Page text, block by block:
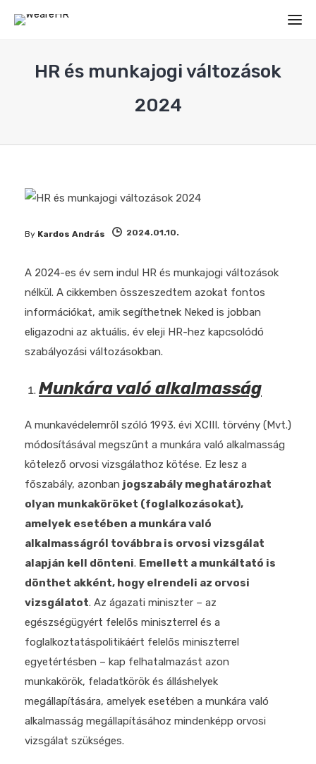
HR és munkajogi változások
2024
By Kardos András 2024.01.10.
A 2024-es év sem indul HR és munkajogi változások
nélkül. A cikkemben összeszedtem azokat fontos
információkat, amik segíthetnek Neked is jobban
eligazodni az aktuális, év eleji HR-hez kapcsolódó
szabályozási változásokban.
Munkára való alkalmasság
A munkavédelemről szóló 1993. évi XCIII. törvény (Mvt.)
módosításával megszűnt a munkára való alkalmasság
kötelező orvosi vizsgálathoz kötése. Ez lesz a
főszabály, azonban jogszabály meghatározhat
olyan munkaköröket (foglalkozásokat),
amelyek esetében a munkára való
alkalmasságról továbbra is orvosi vizsgálat
alapján kell dönteni. Emellett a munkáltató is
dönthet akként, hogy elrendeli az orvosi
vizsgálatot. Az ágazati miniszter – az
egészségügyért felelős miniszterrel és a
foglalkoztatáspolitikáért felelős miniszterrel
egyetértésben – kap felhatalmazást azon
munkakörök, feladatkörök és álláshelyek
megállapítására, amelyek esetében a munkára való
alkalmasság megállapításához mindenképp orvosi
vizsgálat szükséges.